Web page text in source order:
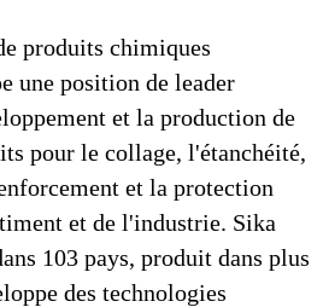
produits chimiques
une position de leader
et la production de
pour le collage, l'étanchéité,
et la protection
et de l'industrie. Sika
103 pays, produit dans plus
des technologies